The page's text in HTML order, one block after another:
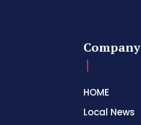
Company
HOME
Local News